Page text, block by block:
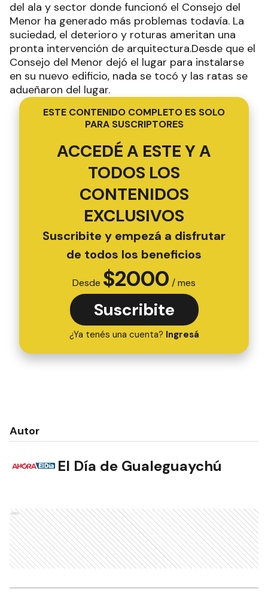
del ala y sector donde funcionó el Consejo del
Menor ha generado más problemas todavía. La
suciedad, el deterioro y roturas ameritan una
pronta intervención de arquitectura.Desde que el
Consejo del Menor dejó el lugar para instalarse
en su nuevo edificio, nada se tocó y las ratas se
adueñaron del lugar.
ESTE CONTENIDO COMPLETO ES SOLO
PARA SUSCRIPTORES
ACCEDÉ A ESTE Y A
TODOS LOS
CONTENIDOS
EXCLUSIVOS
Suscribite y empezá a disfrutar
de todos los beneficios
Desde $2000 / mes
Suscribite
¿Ya tenés una cuenta? Ingresá
Autor
El Día de Gualeguaychú
Ads